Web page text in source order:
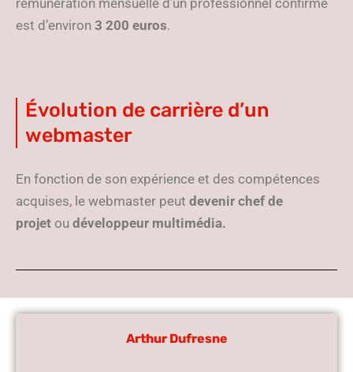
rémunération mensuelle d’un professionnel confirmé
est d’environ 3 200 euros.
Évolution de carrière d’un
webmaster
En fonction de son expérience et des compétences
acquises, le webmaster peut devenir chef de
projet ou développeur multimédia.
Arthur Dufresne